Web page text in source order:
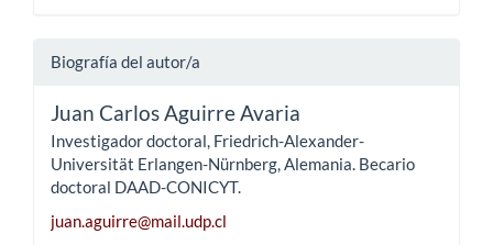
Biografía del autor/a
Juan Carlos Aguirre Avaria
Investigador doctoral, Friedrich-Alexander-
Universität Erlangen-Nürnberg, Alemania. Becario
doctoral DAAD-CONICYT.
juan.aguirre@mail.udp.cl